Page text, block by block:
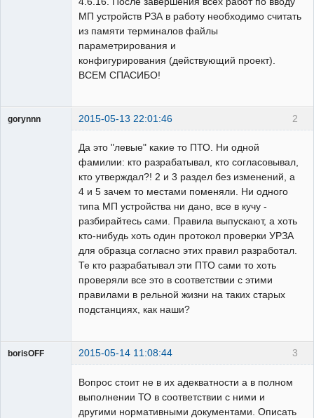
МП устройств РЗА в работу необходимо считать
из памяти терминалов файлы
параметрирования и
конфигурирования (действующий проект).
ВСЕМ СПАСИБО!
2
gorynnn 2015-05-13 22:01:46
Да это "левые" какие то ПТО. Ни одной
фамилии: кто разрабатывал, кто согласовывал,
кто утверждал?! 2 и 3 раздел без изменений, а
4 и 5 зачем то местами поменяли. Ни одного
типа МП устройства ни дано, все в кучу -
разбирайтесь сами. Правила выпускают, а хоть
кто-нибудь хоть один протокол проверки УРЗА
для образца согласно этих правил разработал.
Те кто разрабатывал эти ПТО сами то хоть
проверяли все это в соответствии с этими
правилами в рельной жизни на таких старых
подстанциях, как наши?
3
borisOFF 2015-05-14 11:08:44
Вопрос стоит не в их адекватности а в полном
выполнении ТО в соответствии с ними и
другими нормативными документами. Описать